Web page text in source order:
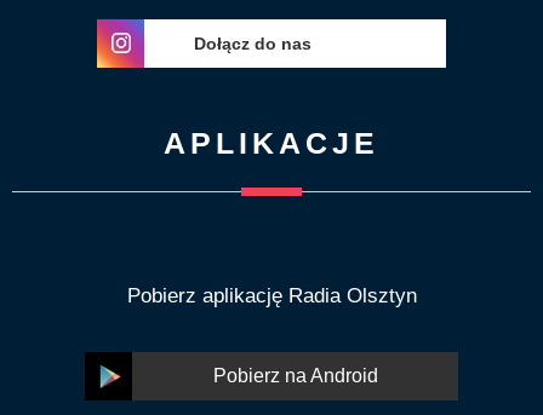
Dołącz do nas
APLIKACJE
Pobierz aplikację Radia Olsztyn
Pobierz na Android